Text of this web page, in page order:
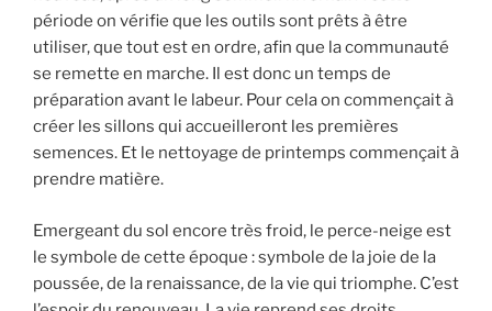
période on vérifie que les outils sont prêts à être
utiliser, que tout est en ordre, afin que la communauté
se remette en marche. Il est donc un temps de
préparation avant le labeur. Pour cela on commençait à
créer les sillons qui accueilleront les premières
semences. Et le nettoyage de printemps commençait à
prendre matière.
Emergeant du sol encore très froid, le perce-neige est
le symbole de cette époque : symbole de la joie de la
poussée, de la renaissance, de la vie qui triomphe. C’est